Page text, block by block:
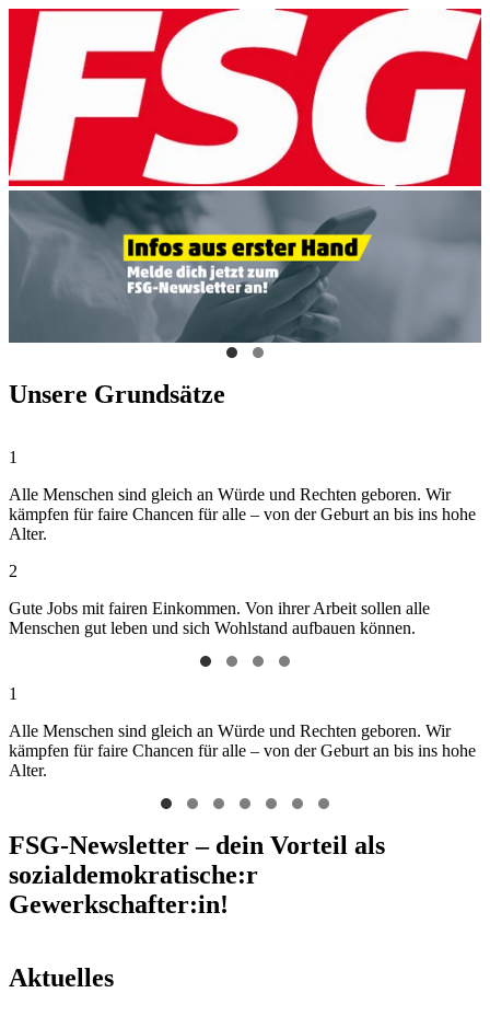
Unsere Grundsätze
1
Alle Menschen sind gleich an Würde und Rechten geboren. Wir
kämpfen für faire Chancen für alle – von der Geburt an bis ins hohe
Alter.
2
Gute Jobs mit fairen Einkommen. Von ihrer Arbeit sollen alle
Menschen gut leben und sich Wohlstand aufbauen können.
1
Alle Menschen sind gleich an Würde und Rechten geboren. Wir
kämpfen für faire Chancen für alle – von der Geburt an bis ins hohe
Alter.
FSG-Newsletter – dein Vorteil als
sozialdemokratische:r
Gewerkschafter:in!
Aktuelles